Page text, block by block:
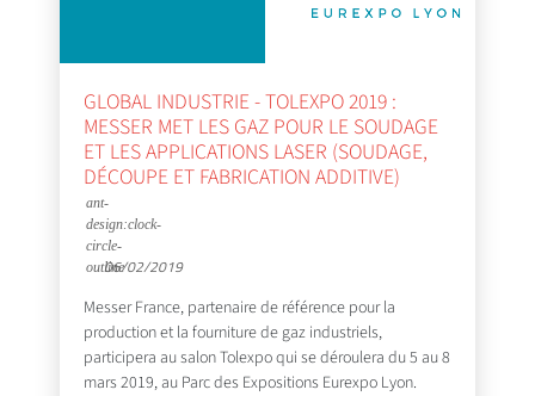
GLOBAL INDUSTRIE - TOLEXPO 2019 :
MESSER MET LES GAZ POUR LE SOUDAGE
ET LES APPLICATIONS LASER (SOUDAGE,
DÉCOUPE ET FABRICATION ADDITIVE)
06/02/2019
Messer France, partenaire de référence pour la
production et la fourniture de gaz industriels,
participera au salon Tolexpo qui se déroulera du 5 au 8
mars 2019, au Parc des Expositions Eurexpo Lyon.